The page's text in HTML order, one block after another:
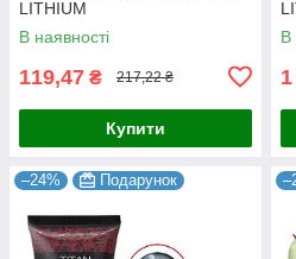
LITHIUM
В наявності
119,47 ₴ 217,22 ₴
Купити
В
–24% Подарунок